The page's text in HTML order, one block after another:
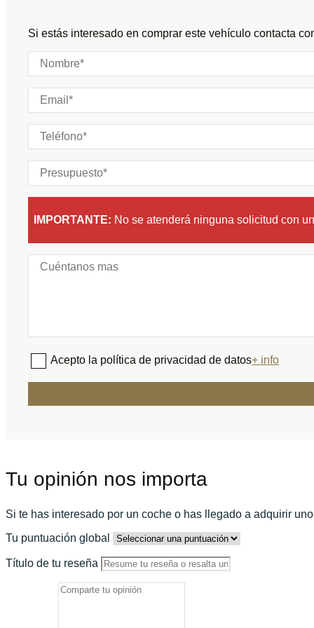
Plazas:Si estás interesado en comprar este vehículo contacta
IMPORTANTE: No se atenderá ninguna solicitud con
Acepto la política de privacidad de datos+ info
Tu opinión nos importa
Si te has interesado por un coche o has llegado a adquirir
Tu puntuación global
Título de tu reseña